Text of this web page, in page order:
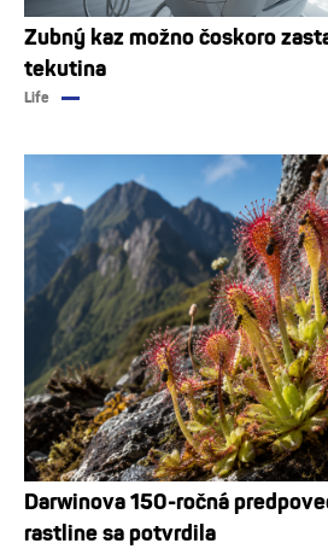
Zubný kaz možno čoskoro
tekutina
Life
Darwinova 150-ročná
rastline sa potvrdila